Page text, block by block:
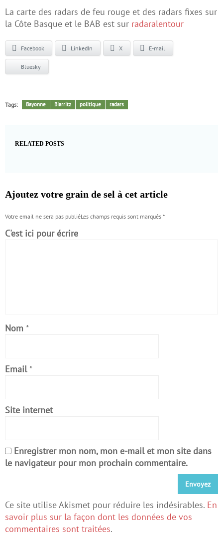
La carte des radars de feu rouge et des radars fixes sur
la Côte Basque et le BAB est sur radaralentour
Facebook LinkedIn X E-mail
Bluesky
Tags: Bayonne Biarritz politique radars
RELATED POSTS
Ajoutez votre grain de sel à cet article
Votre email ne sera pas publiéLes champs requis sont marqués *
C'est ici pour écrire
Nom *
Email *
Site internet
Enregistrer mon nom, mon e-mail et mon site dans
le navigateur pour mon prochain commentaire.
Ce site utilise Akismet pour réduire les indésirables. En
savoir plus sur la façon dont les données de vos
commentaires sont traitées.